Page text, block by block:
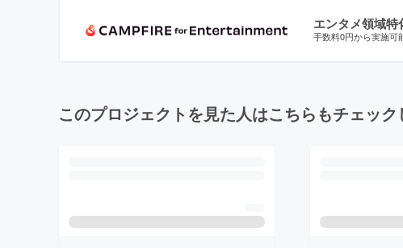
エンタメ領域
手数料0円から実施可
このプロジェクトを見た人はこちらもチェッ